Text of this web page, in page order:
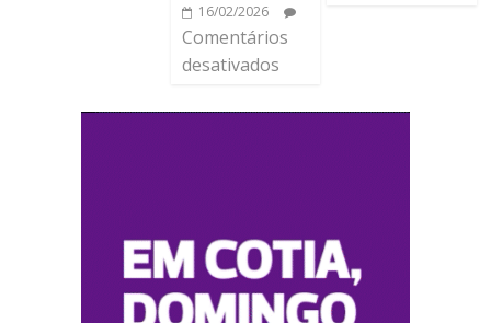
16/02/2026
Comentários
desativados